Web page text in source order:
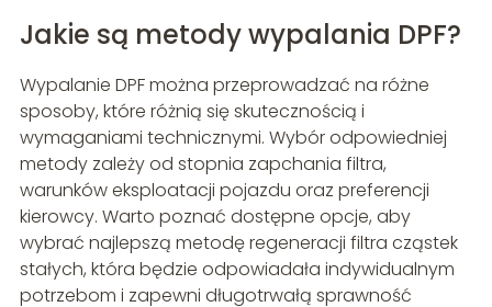
Jakie są metody wypalania DPF?
Wypalanie DPF można przeprowadzać na różne
sposoby, które różnią się skutecznością i
wymaganiami technicznymi. Wybór odpowiedniej
metody zależy od stopnia zapchania filtra,
warunków eksploatacji pojazdu oraz preferencji
kierowcy. Warto poznać dostępne opcje, aby
wybrać najlepszą metodę regeneracji filtra cząstek
stałych, która będzie odpowiadała indywidualnym
potrzebom i zapewni długotrwałą sprawność